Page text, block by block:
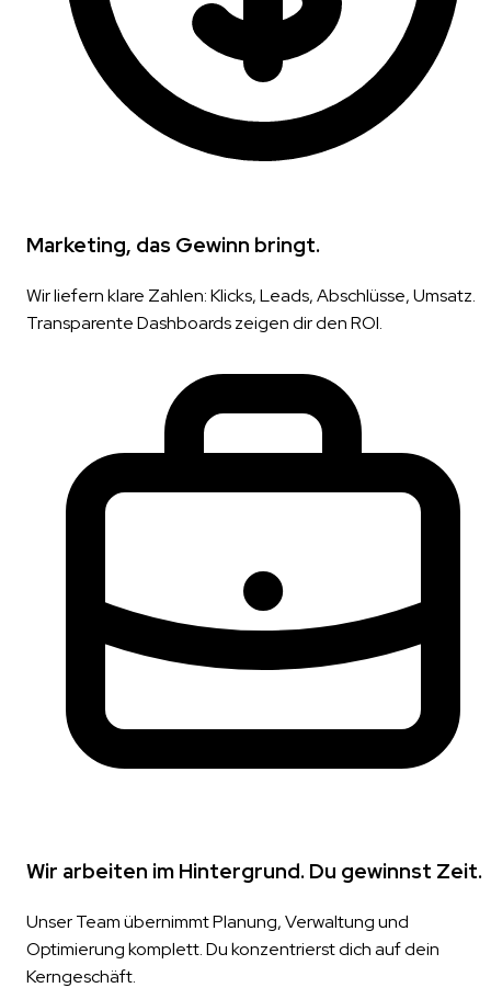
Marketing, das Gewinn bringt.
Wir liefern klare Zahlen: Klicks, Leads, Abschlüsse, Umsatz.
Transparente Dashboards zeigen dir den ROI.
Wir arbeiten im Hintergrund. Du gewinnst Zeit.
Unser Team übernimmt Planung, Verwaltung und
Optimierung komplett. Du konzentrierst dich auf dein
Kerngeschäft.